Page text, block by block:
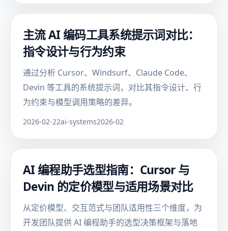
主流 AI 编码工具系统提示词对比：
指令设计与行为约束
通过分析 Cursor、Windsurf、Claude Code、
Devin 等工具的系统提示词，对比其指令设计、行
为约束与模型调用策略的差异。
2026-02-22ai-systems2026-02
AI 编程助手选型指南：Cursor 与
Devin 的定价模型与适用场景对比
从定价模型、交互范式与团队适用性三个维度，为
开发团队提供 AI 编程助手的选型决策框架与落地